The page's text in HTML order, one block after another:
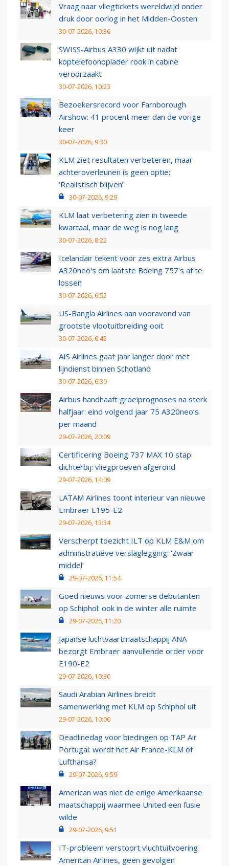
Vraag naar vliegtickets wereldwijd onder
druk door oorlog in het Midden-Oosten
30-07-2026, 10:36
SWISS-Airbus A330 wijkt uit nadat
koptelefoonoplader rook in cabine
veroorzaakt
30-07-2026, 10:23
Bezoekersrecord voor Farnborough
Airshow: 41 procent meer dan de vorige
keer
30-07-2026, 9:30
KLM ziet resultaten verbeteren, maar
achteroverleunen is geen optie:
‘Realistisch blijven’
30-07-2026, 9:29
KLM laat verbetering zien in tweede
kwartaal, maar de weg is nog lang
30-07-2026, 8:22
Icelandair tekent voor zes extra Airbus
A320neo's om laatste Boeing 757's af te
lossen
30-07-2026, 6:52
US-Bangla Airlines aan vooravond van
grootste vlootuitbreiding ooit
30-07-2026, 6:45
AIS Airlines gaat jaar langer door met
lijndienst binnen Schotland
30-07-2026, 6:30
Airbus handhaaft groeiprognoses na sterk
halfjaar: eind volgend jaar 75 A320neo’s
per maand
29-07-2026, 20:09
Certificering Boeing 737 MAX 10 stap
dichterbij: vliegproeven afgerond
29-07-2026, 14:09
LATAM Airlines toont interieur van nieuwe
Embraer E195-E2
29-07-2026, 13:34
Verscherpt toezicht ILT op KLM E&M om
administratieve verslaglegging: ‘Zwaar
middel’
29-07-2026, 11:54
Goed nieuws voor zomerse debutanten
op Schiphol: ook in de winter alle ruimte
29-07-2026, 11:20
Japanse luchtvaartmaatschappij ANA
bezorgt Embraer aanvullende order voor
E190-E2
29-07-2026, 10:30
Saudi Arabian Airlines breidt
samenwerking met KLM op Schiphol uit
29-07-2026, 10:00
Deadlinedag voor biedingen op TAP Air
Portugal: wordt het Air France-KLM of
Lufthansa?
29-07-2026, 9:59
American was niet de enige Amerikaanse
maatschappij waarmee United een fusie
wilde
29-07-2026, 9:51
IT-probleem verstoort vluchtuitvoering
American Airlines, geen gevolgen